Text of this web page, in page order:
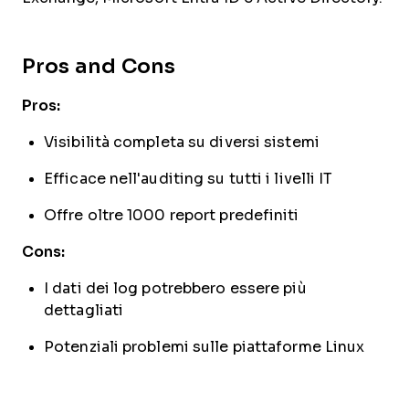
Pros and Cons
Pros:
Visibilità completa su diversi sistemi
Efficace nell'auditing su tutti i livelli IT
Offre oltre 1000 report predefiniti
Cons:
I dati dei log potrebbero essere più
dettagliati
Potenziali problemi sulle piattaforme Linux